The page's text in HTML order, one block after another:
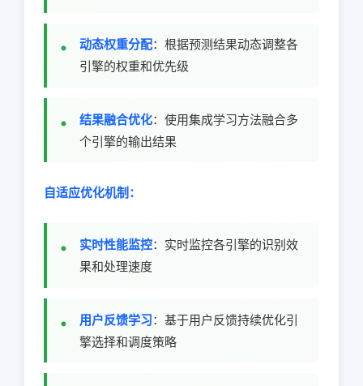
动态权重分配：根据预测结果动态调整各
引擎的权重和优先级
结果融合优化：使用集成学习方法融合多
个引擎的输出结果
自适应优化机制：
实时性能监控：实时监控各引擎的识别效
果和处理速度
用户反馈学习：基于用户反馈持续优化引
擎选择和调度策略